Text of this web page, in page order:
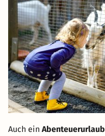
Auch ein Abenteuerurlaub